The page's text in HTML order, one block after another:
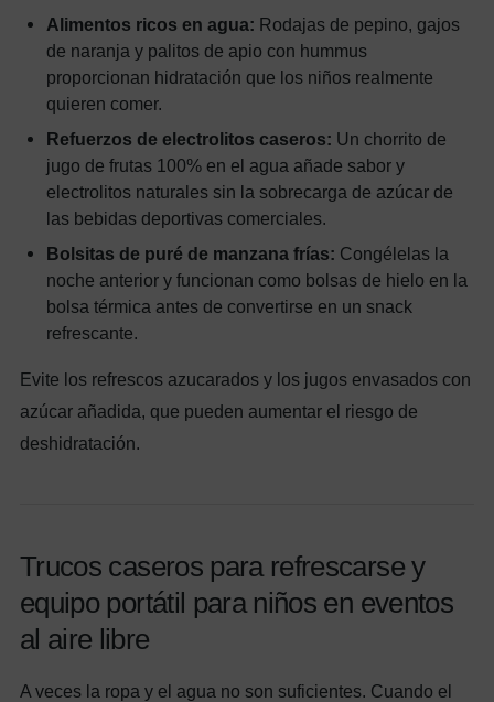
Alimentos ricos en agua: Rodajas de pepino, gajos
de naranja y palitos de apio con hummus
proporcionan hidratación que los niños realmente
quieren comer.
Refuerzos de electrolitos caseros: Un chorrito de
jugo de frutas 100% en el agua añade sabor y
electrolitos naturales sin la sobrecarga de azúcar de
las bebidas deportivas comerciales.
Bolsitas de puré de manzana frías: Congélelas la
noche anterior y funcionan como bolsas de hielo en la
bolsa térmica antes de convertirse en un snack
refrescante.
Evite los refrescos azucarados y los jugos envasados con
azúcar añadida, que pueden aumentar el riesgo de
deshidratación.
Trucos caseros para refrescarse y
equipo portátil para niños en eventos
al aire libre
A veces la ropa y el agua no son suficientes. Cuando el